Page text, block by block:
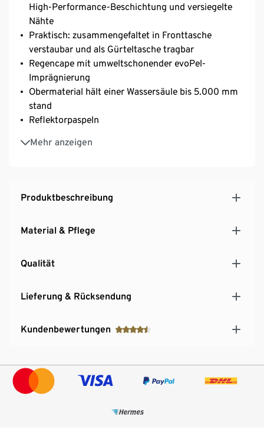
High-Performance-Beschichtung und versiegelte
Nähte
Praktisch: zusammengefaltet in Fronttasche
verstaubar und als Gürteltasche tragbar
Regencape mit umweltschonender evoPel-
Imprägnierung
Obermaterial hält einer Wassersäule bis 5.000 mm
stand
Reflektorpaspeln
Mehr anzeigen
Mit seitlichen Druckknöpfen zum Verschließen der
Weitenregulierung
Alternative zur Regenjacke – ideal auch beim
Produktbeschreibung
Material & Pflege
Qualität
Lieferung & Rücksendung
Kundenbewertungen